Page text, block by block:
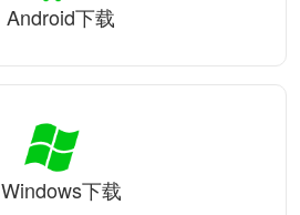
Android下载
Windows下载